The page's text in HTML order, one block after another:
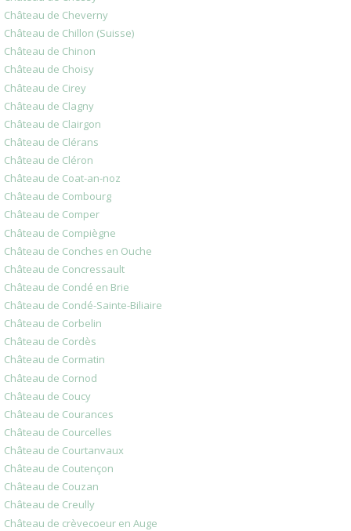
Château de Cheverny
Château de Chillon (Suisse)
Château de Chinon
Château de Choisy
Château de Cirey
Château de Clagny
Château de Clairgon
Château de Clérans
Château de Cléron
Château de Coat-an-noz
Château de Combourg
Château de Comper
Château de Compiègne
Château de Conches en Ouche
Château de Concressault
Château de Condé en Brie
Château de Condé-Sainte-Biliaire
Château de Corbelin
Château de Cordès
Château de Cormatin
Château de Cornod
Château de Coucy
Château de Courances
Château de Courcelles
Château de Courtanvaux
Château de Coutençon
Château de Couzan
Château de Creully
Château de crèvecoeur en Auge